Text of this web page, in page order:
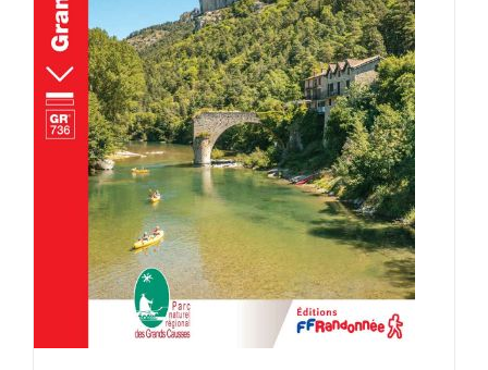
AJOUTER AU PANIER / DÉTAILS